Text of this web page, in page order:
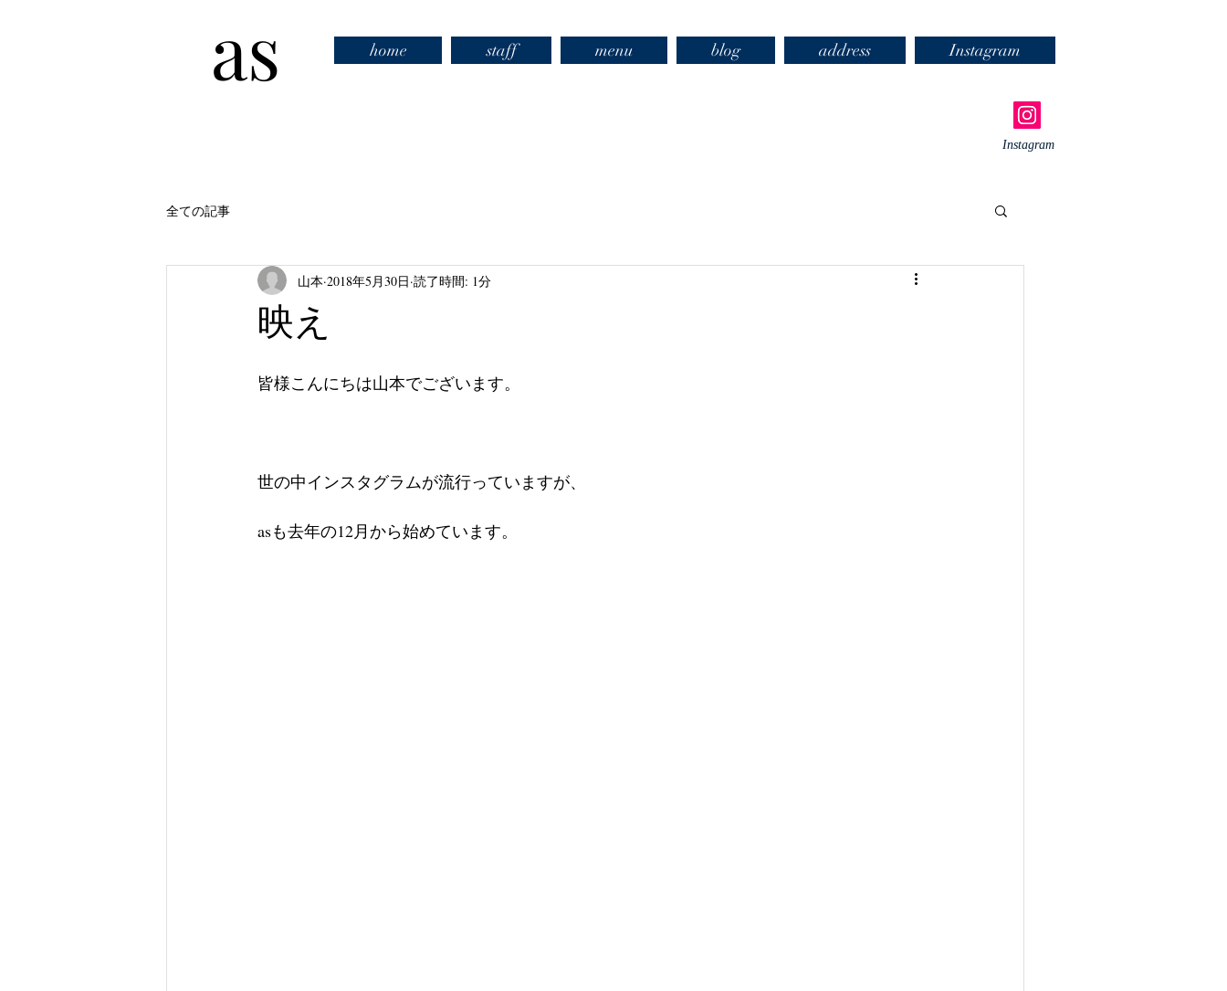
as home staff menu blog address Instagram
Instagram
全ての記事
映え
山本 2018年5月30日 読了時間: 1分
皆様こんにちは山本でございます。
世の中インスタグラムが流行っていますが、
asも去年の12月から始めています。